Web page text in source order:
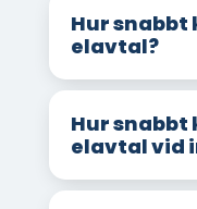
Hur snabbt
elavtal?
Hur snabbt
elavtal vid